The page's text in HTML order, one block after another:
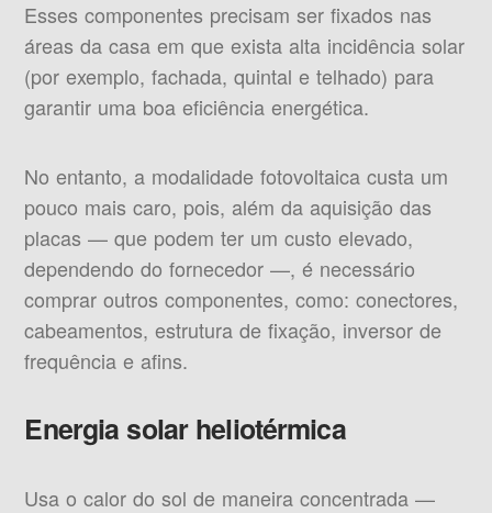
Esses componentes precisam ser fixados nas
áreas da casa em que exista alta incidência solar
(por exemplo, fachada, quintal e telhado) para
garantir uma boa eficiência energética.
No entanto, a modalidade fotovoltaica custa um
pouco mais caro, pois, além da aquisição das
placas — que podem ter um custo elevado,
dependendo do fornecedor —, é necessário
comprar outros componentes, como: conectores,
cabeamentos, estrutura de fixação, inversor de
frequência e afins.
Energia solar heliotérmica
Usa o calor do sol de maneira concentrada —